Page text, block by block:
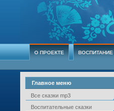
О ПРОЕКТЕ ВОСПИТАНИЕ
Главное меню
Все сказки mp3
Воспитательные сказки